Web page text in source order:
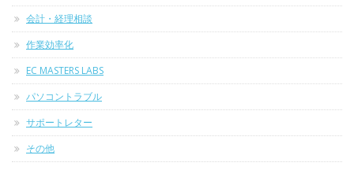
会計・経理相談
作業効率化
EC MASTERS LABS
パソコントラブル
サポートレター
その他